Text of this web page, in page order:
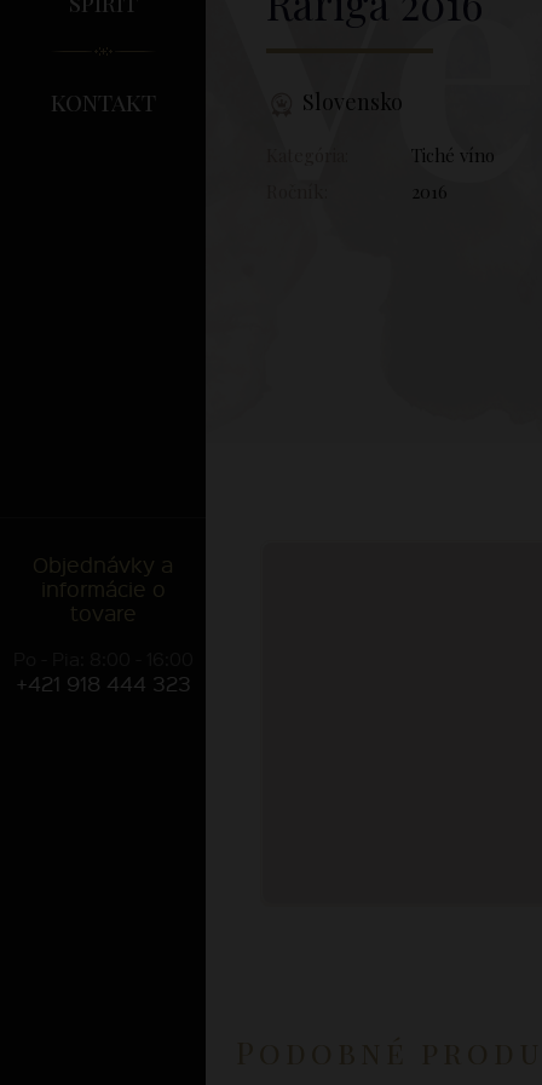
kontakt
Objednávky a
informácie o
tovare
+421 918 444 323
Slovensko
Tiché víno
2016